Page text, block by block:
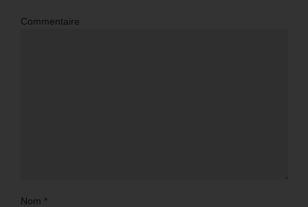
Commentaire
Nom *